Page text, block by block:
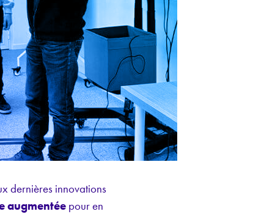
dernières innovations
augmentéepour en